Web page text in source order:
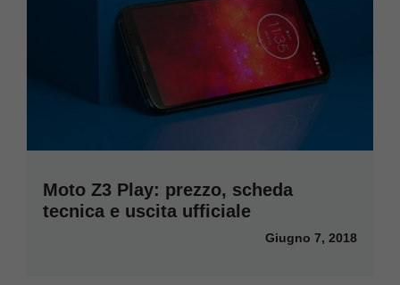
Moto Z3 Play: prezzo, scheda
tecnica e uscita ufficiale
Giugno 7, 2018